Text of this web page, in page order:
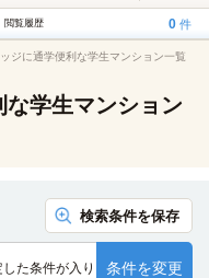
閲覧履歴 0 件
ジに通学便利な学生マンション一覧
学生マンション
検索条件を保存
た条件が入ります/指定した条…
条件を変更